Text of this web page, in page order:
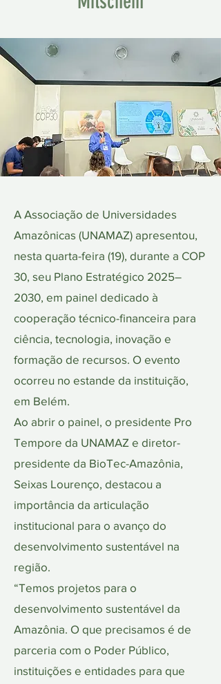
A Associação de Universidades
Amazônicas (UNAMAZ) apresentou,
nesta quarta-feira (19), durante a COP
30, seu Plano Estratégico 2025–
2030, em painel dedicado à
cooperação técnico-financeira para
ciência, tecnologia, inovação e
formação de recursos. O evento
ocorreu no estande da instituição,
em Belém.
Ao abrir o painel, o presidente Pro
Tempore da UNAMAZ e diretor-
presidente da BioTec-Amazônia,
Seixas Lourenço, destacou a
importância da articulação
institucional para o avanço do
desenvolvimento sustentável na
região.
“Temos projetos para o
desenvolvimento sustentável da
Amazônia. O que precisamos é de
parceria com o Poder Público,
instituições e entidades para que